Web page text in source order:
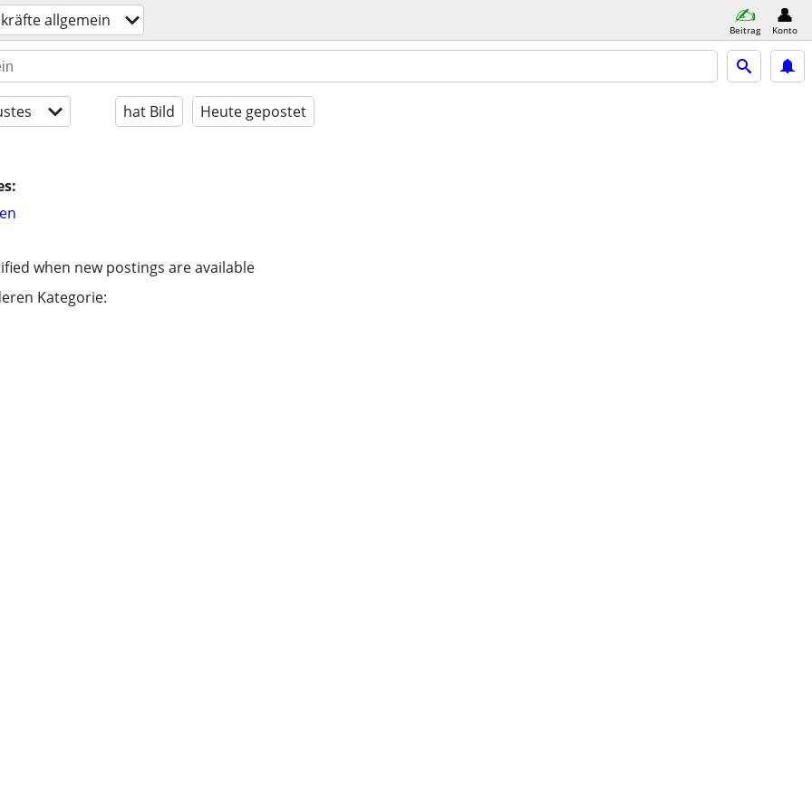
allgemein Beitrag Konto
hat Bild Heute gepostet
when new postings are available
Kategorie: